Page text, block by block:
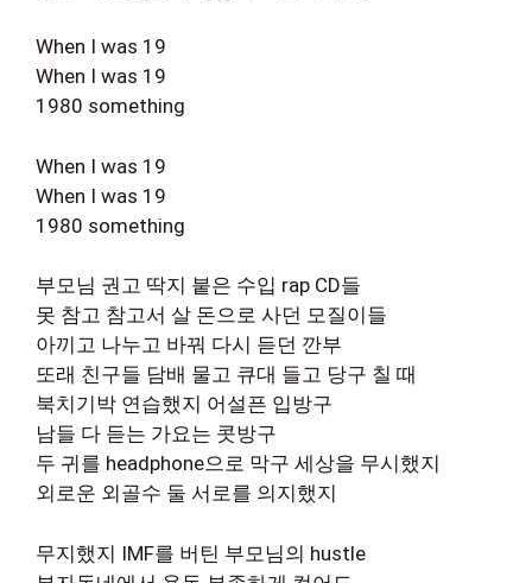
When I was 19
When I was 19
1980 something
When I was 19
When I was 19
1980 something
부모님 권고 딱지 붙은 수입 rap CD들
못 참고 참고서 살 돈으로 사던 모질이들
아끼고 나누고 바꿔 다시 듣던 깐부
또래 친구들 담배 물고 큐대 들고 당구 칠 때
북치기박 연습했지 어설픈 입방구
남들 다 듣는 가요는 콧방구
두 귀를 headphone으로 막구 세상을 무시했지
외로운 외골수 둘 서로를 의지했지
무지했지 IMF를 버틴 부모님의 hustle